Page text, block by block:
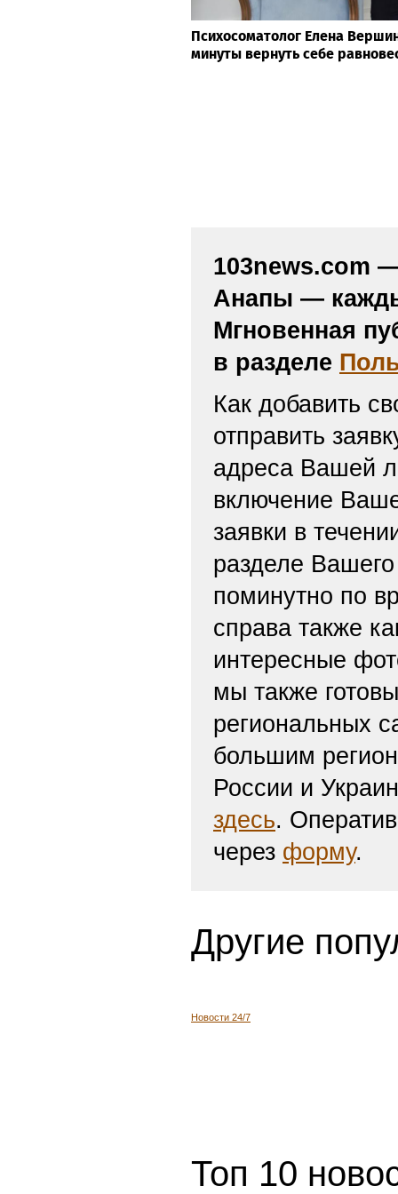
Психосоматолог Елена
минуты вернуть себе
103news.com
Анапы —
Мгновенная
в разделе
Как добавить
отправить
адреса Вашей
включение
заявки в
разделе
поминутно по
справа также
интересные
мы также
региональных
большим
России и
здесь.
через форму.
Другие
Новости 24/7
Топ 10